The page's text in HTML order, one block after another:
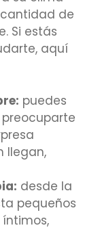
de
Si estás
aquí
puedes
llegan,
desde la
pequeños